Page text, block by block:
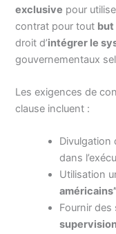
exclusive pour
contrat pour tout but
droit d’intégrer le
gouvernementaux
Les exigences de
clause incluent :
Divulgation
dans
Utilisation
Fournir des